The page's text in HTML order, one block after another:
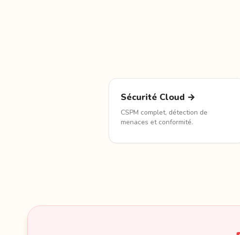
Sécurité Cloud →
CSPM complet, détection de
menaces et conformité.